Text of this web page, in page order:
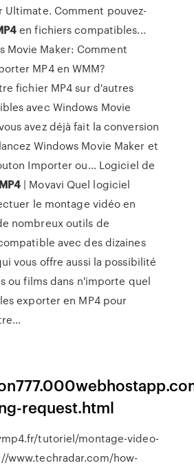
Ultimate. Comment pouvez-
en fichiers compatibles...
Movie Maker: Comment
MP4 en WMM?
fichier MP4 sur d'autres
avec Windows Movie
avez déjà fait la conversion
Windows Movie Maker et
Importer ou... Logiciel de
MP4 | Movavi Quel logiciel
le montage vidéo en
nombreux outils de
avec des dizaines
vous offre aussi la possibilité
ou films dans n'importe quel
exporter en MP4 pour
request.html
tutoriel/montage-video-
www.techradar.com/how-